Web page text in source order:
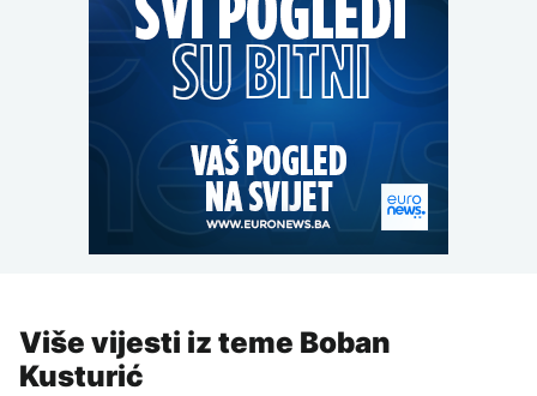
Više vijesti iz teme Boban
Kusturić